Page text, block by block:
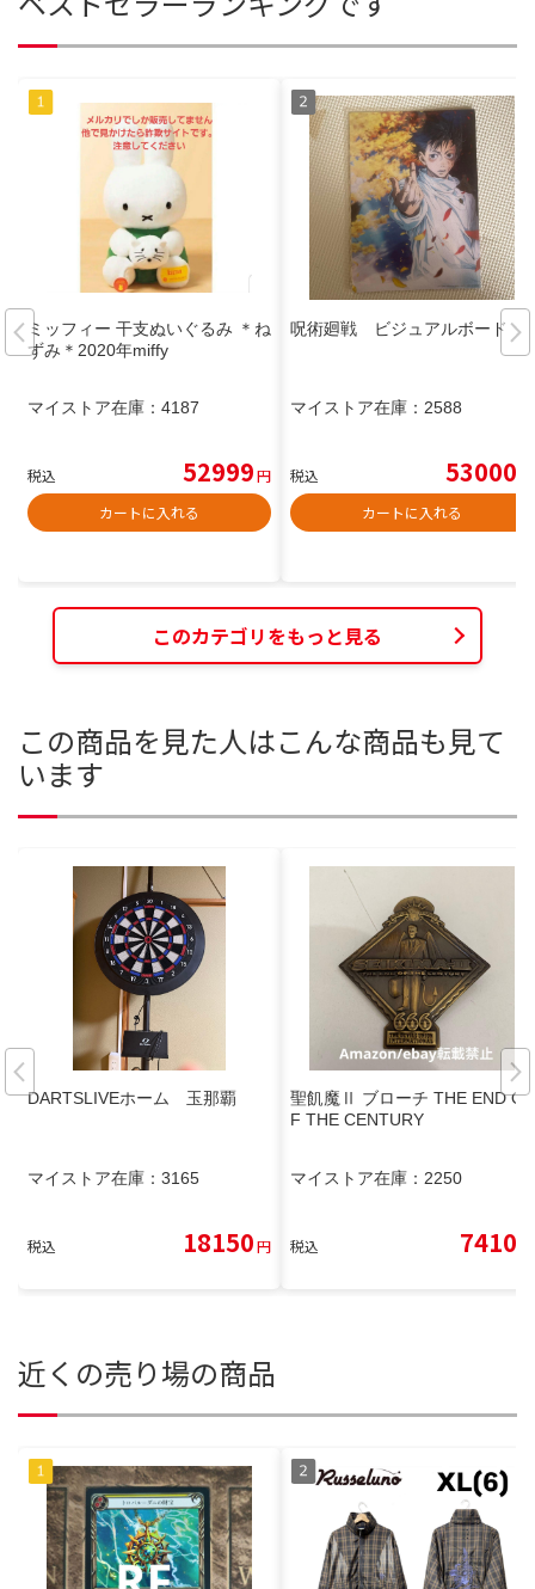
ミッフィー 干支ぬいぐるみ ＊ね
ずみ＊2020年miffy
マイストア在庫： 4187
税込 52999円
カートに入れる
呪術廻戦 ビジュアルボード
マイストア在庫： 2588
税込 53000
カートに入れる
このカテゴリをもっと見る
この商品を見た人はこんな商品も見て
います
DARTSLIVEホーム 玉那覇
マイストア在庫： 3165
税込 18150円
聖飢魔Ⅱ ブローチ THE END O
F THE CENTURY
マイストア在庫： 2250
税込 7410
近くの売り場の商品